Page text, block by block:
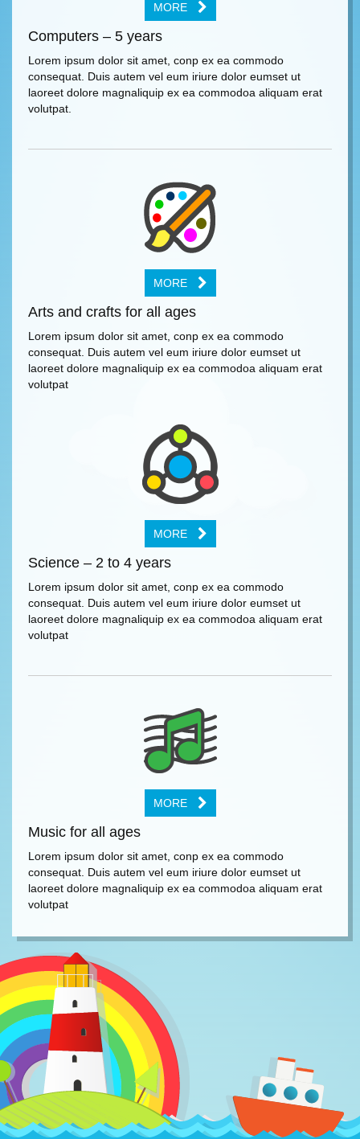
MORE
Computers – 5 years
Lorem ipsum dolor sit amet, conp ex ea commodo
consequat. Duis autem vel eum iriure dolor eumset ut
laoreet dolore magnaliquip ex ea commodoa aliquam erat
volutpat.
MORE
Arts and crafts for all ages
Lorem ipsum dolor sit amet, conp ex ea commodo
consequat. Duis autem vel eum iriure dolor eumset ut
laoreet dolore magnaliquip ex ea commodoa aliquam erat
volutpat
MORE
Science – 2 to 4 years
Lorem ipsum dolor sit amet, conp ex ea commodo
consequat. Duis autem vel eum iriure dolor eumset ut
laoreet dolore magnaliquip ex ea commodoa aliquam erat
volutpat
MORE
Music for all ages
Lorem ipsum dolor sit amet, conp ex ea commodo
consequat. Duis autem vel eum iriure dolor eumset ut
laoreet dolore magnaliquip ex ea commodoa aliquam erat
volutpat